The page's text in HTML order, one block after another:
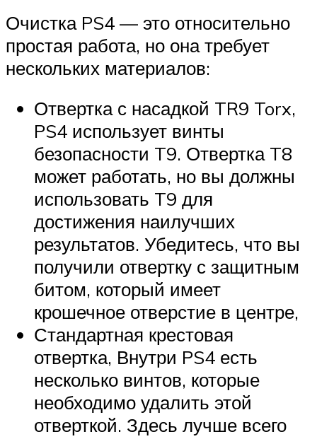
Очистка PS4 — это относительно
простая работа, но она требует
нескольких материалов:
Отвертка с насадкой TR9 Torx,
PS4 использует винты
безопасности T9. Отвертка T8
может работать, но вы должны
использовать T9 для
достижения наилучших
результатов. Убедитесь, что вы
получили отвертку с защитным
битом, который имеет
крошечное отверстие в центре,
Стандартная крестовая
отвертка, Внутри PS4 есть
несколько винтов, которые
необходимо удалить этой
отверткой. Здесь лучше всего